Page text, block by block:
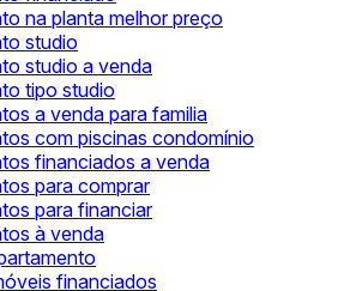
na planta melhor preço
studio
studio a venda
tipo studio
a venda para familia
com piscinas condomínio
financiados a venda
para comprar
para financiar
à venda
financiados